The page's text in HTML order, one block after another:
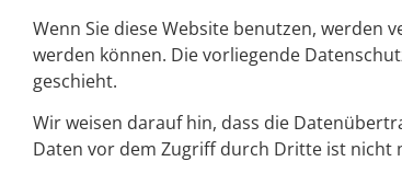
Wenn Sie diese Website benutzen, werden
werden können. Die vorliegende
geschieht.
Wir weisen darauf hin, dass die
Daten vor dem Zugriff durch Dritte ist nicht